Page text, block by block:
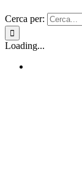
Cerca per:
Loading...